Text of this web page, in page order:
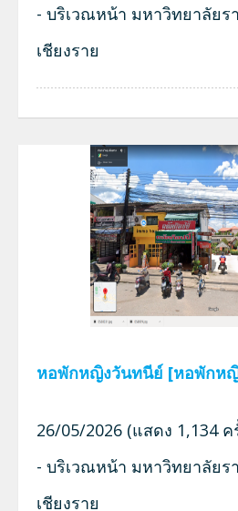
- บริเวณหน้า มหาวิทยาลัยร
เชียงราย
หอพักหญิงวันทนีย์ [หอพักห
26/05/2026 (แสดง 1,134 ค
- บริเวณหน้า มหาวิทยาลัยร
เชียงราย